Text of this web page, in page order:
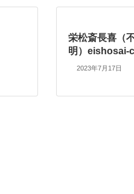
栄松斎長喜（
明）eishosai-
2023年7月17日